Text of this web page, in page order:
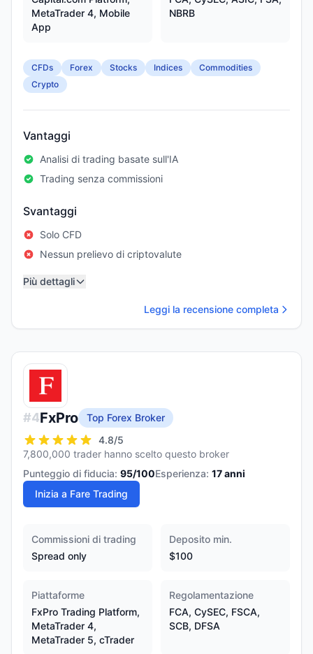
MetaTrader 4, Mobile
App
NBRB
CFDs Forex Stocks Indices
Commodities
Crypto
Vantaggi
Analisi di trading basate sull'IA
Trading senza commissioni
Svantaggi
Solo CFD
Nessun prelievo di criptovalute
Più dettagli
Leggi la recensione completa
#4FxPro
Top Forex Broker
4.8/5
7,800,000 trader hanno scelto questo broker
Punteggio di fiducia: 95/100Esperienza: 17anni
Inizia a Fare Trading
Commissioni di trading
Spread only
Deposito min.
$100
Piattaforme
FxPro Trading Platform,
MetaTrader 4,
MetaTrader 5, cTrader
Regolamentazione
FCA, CySEC, FSCA,
SCB, DFSA